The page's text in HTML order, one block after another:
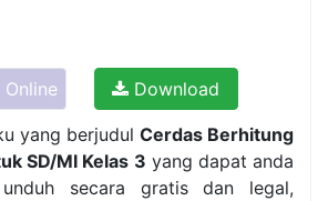
Download
yang berjudul Cerdas Berhitung
SD/MI Kelas 3 yang dapat anda
secara gratis dan legal,